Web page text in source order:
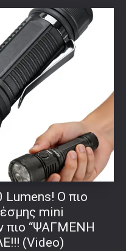
Ο πιο
mini
πιο “ΨΑΓΜΕΝΗ
(Video)